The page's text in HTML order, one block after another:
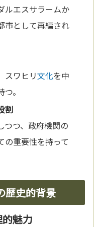
ルエスサラームか
市として再編され
スワヒリ文化を中
。
割
つつ、政府機関の
の重要性を持って
歴史的背景
魅力